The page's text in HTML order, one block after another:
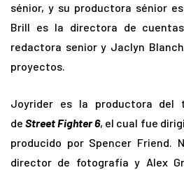
sénior, y su productora sénior
Brill es la directora de
redactora senior y Jaclyn
proyectos.
Joyrider es la productora del
deStreet Fighter 6, el cual fue
producido por Spencer Friend.
director de fotografía y Alex